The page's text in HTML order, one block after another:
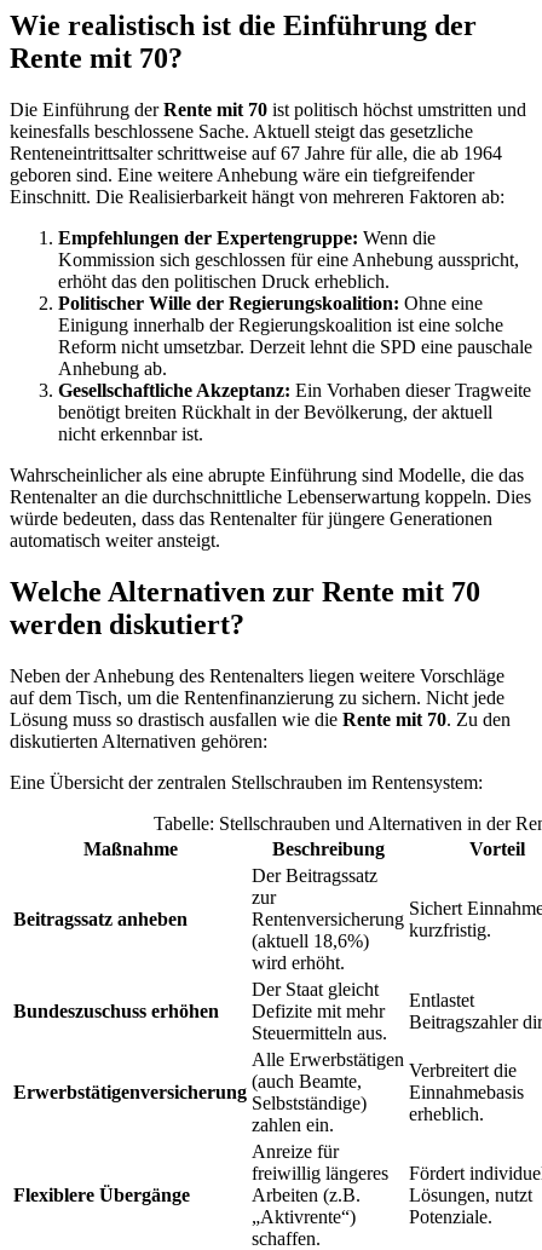
Wie realistisch ist die Einführung der
Rente mit 70?
Die Einführung derRente mit 70 ist politisch höchst umstritten und
keinesfalls beschlossene Sache. Aktuell steigt das gesetzliche
Renteneintrittsalter schrittweise auf 67 Jahre für alle, die ab 1964
geboren sind. Eine weitere Anhebung wäre ein tiefgreifender
Einschnitt. Die Realisierbarkeit hängt von mehreren Faktoren ab:
Empfehlungen der Expertengruppe: Wenn die
Kommission sich geschlossen für eine Anhebung ausspricht,
erhöht das den politischen Druck erheblich.
Politischer Wille der Regierungskoalition: Ohne eine
Einigung innerhalb der Regierungskoalition ist eine solche
Reform nicht umsetzbar. Derzeit lehnt die SPD eine pauschale
Anhebung ab.
Gesellschaftliche Akzeptanz: Ein Vorhaben dieser Tragweite
benötigt breiten Rückhalt in der Bevölkerung, der aktuell
nicht erkennbar ist.
Wahrscheinlicher als eine abrupte Einführung sind Modelle, die das
Rentenalter an die durchschnittliche Lebenserwartung koppeln. Dies
würde bedeuten, dass das Rentenalter für jüngere Generationen
automatisch weiter ansteigt.
Welche Alternativen zur Rente mit 70
werden diskutiert?
Neben der Anhebung des Rentenalters liegen weitere Vorschläge
auf dem Tisch, um die Rentenfinanzierung zu sichern. Nicht jede
Lösung muss so drastisch ausfallen wie die Rente mit 70. Zu den
diskutierten Alternativen gehören:
Eine Übersicht der zentralen Stellschrauben im Rentensystem:
Tabelle: Stellschrauben und Alternativen in der
Maßnahme
Beschreibung Vorteil
Beitragssatz anheben
Der Beitragssatz
zur
Rentenversicherung
(aktuell 18,6%)
wird erhöht.
Sichert
kurzfristig.
Bundeszuschuss erhöhen
Der Staat gleicht
Defizite mit mehr
Steuermitteln aus.
Entlastet
Beitragszahler
Erwerbstätigenversicherung
Alle Erwerbstätigen
(auch Beamte,
Selbstständige)
zahlen ein.
Verbreitert die
Einnahmebasis
erheblich.
Flexiblere Übergänge
Anreize für
freiwillig längeres
Arbeiten (z.B.
„Aktivrente“)
schaffen.
Fördert
Lösungen, nutzt
Potenziale.